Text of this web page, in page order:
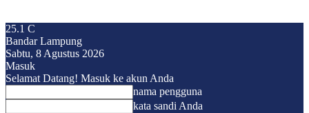
25.1 C
Bandar Lampung
Sabtu, 8 Agustus 2026
Masuk
Selamat Datang! Masuk ke akun Anda
nama pengguna
kata sandi Anda